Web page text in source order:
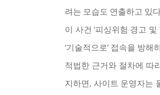
려는 모습도 연출하고 있
이 사건 ‘피싱위험 경고
‘기술적으로’ 접속을 방
적법한 근거와 절차에 따
지하면, 사이트 운영자는